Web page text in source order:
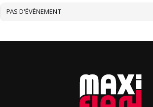
PAS D'ÉVÈNEMENT